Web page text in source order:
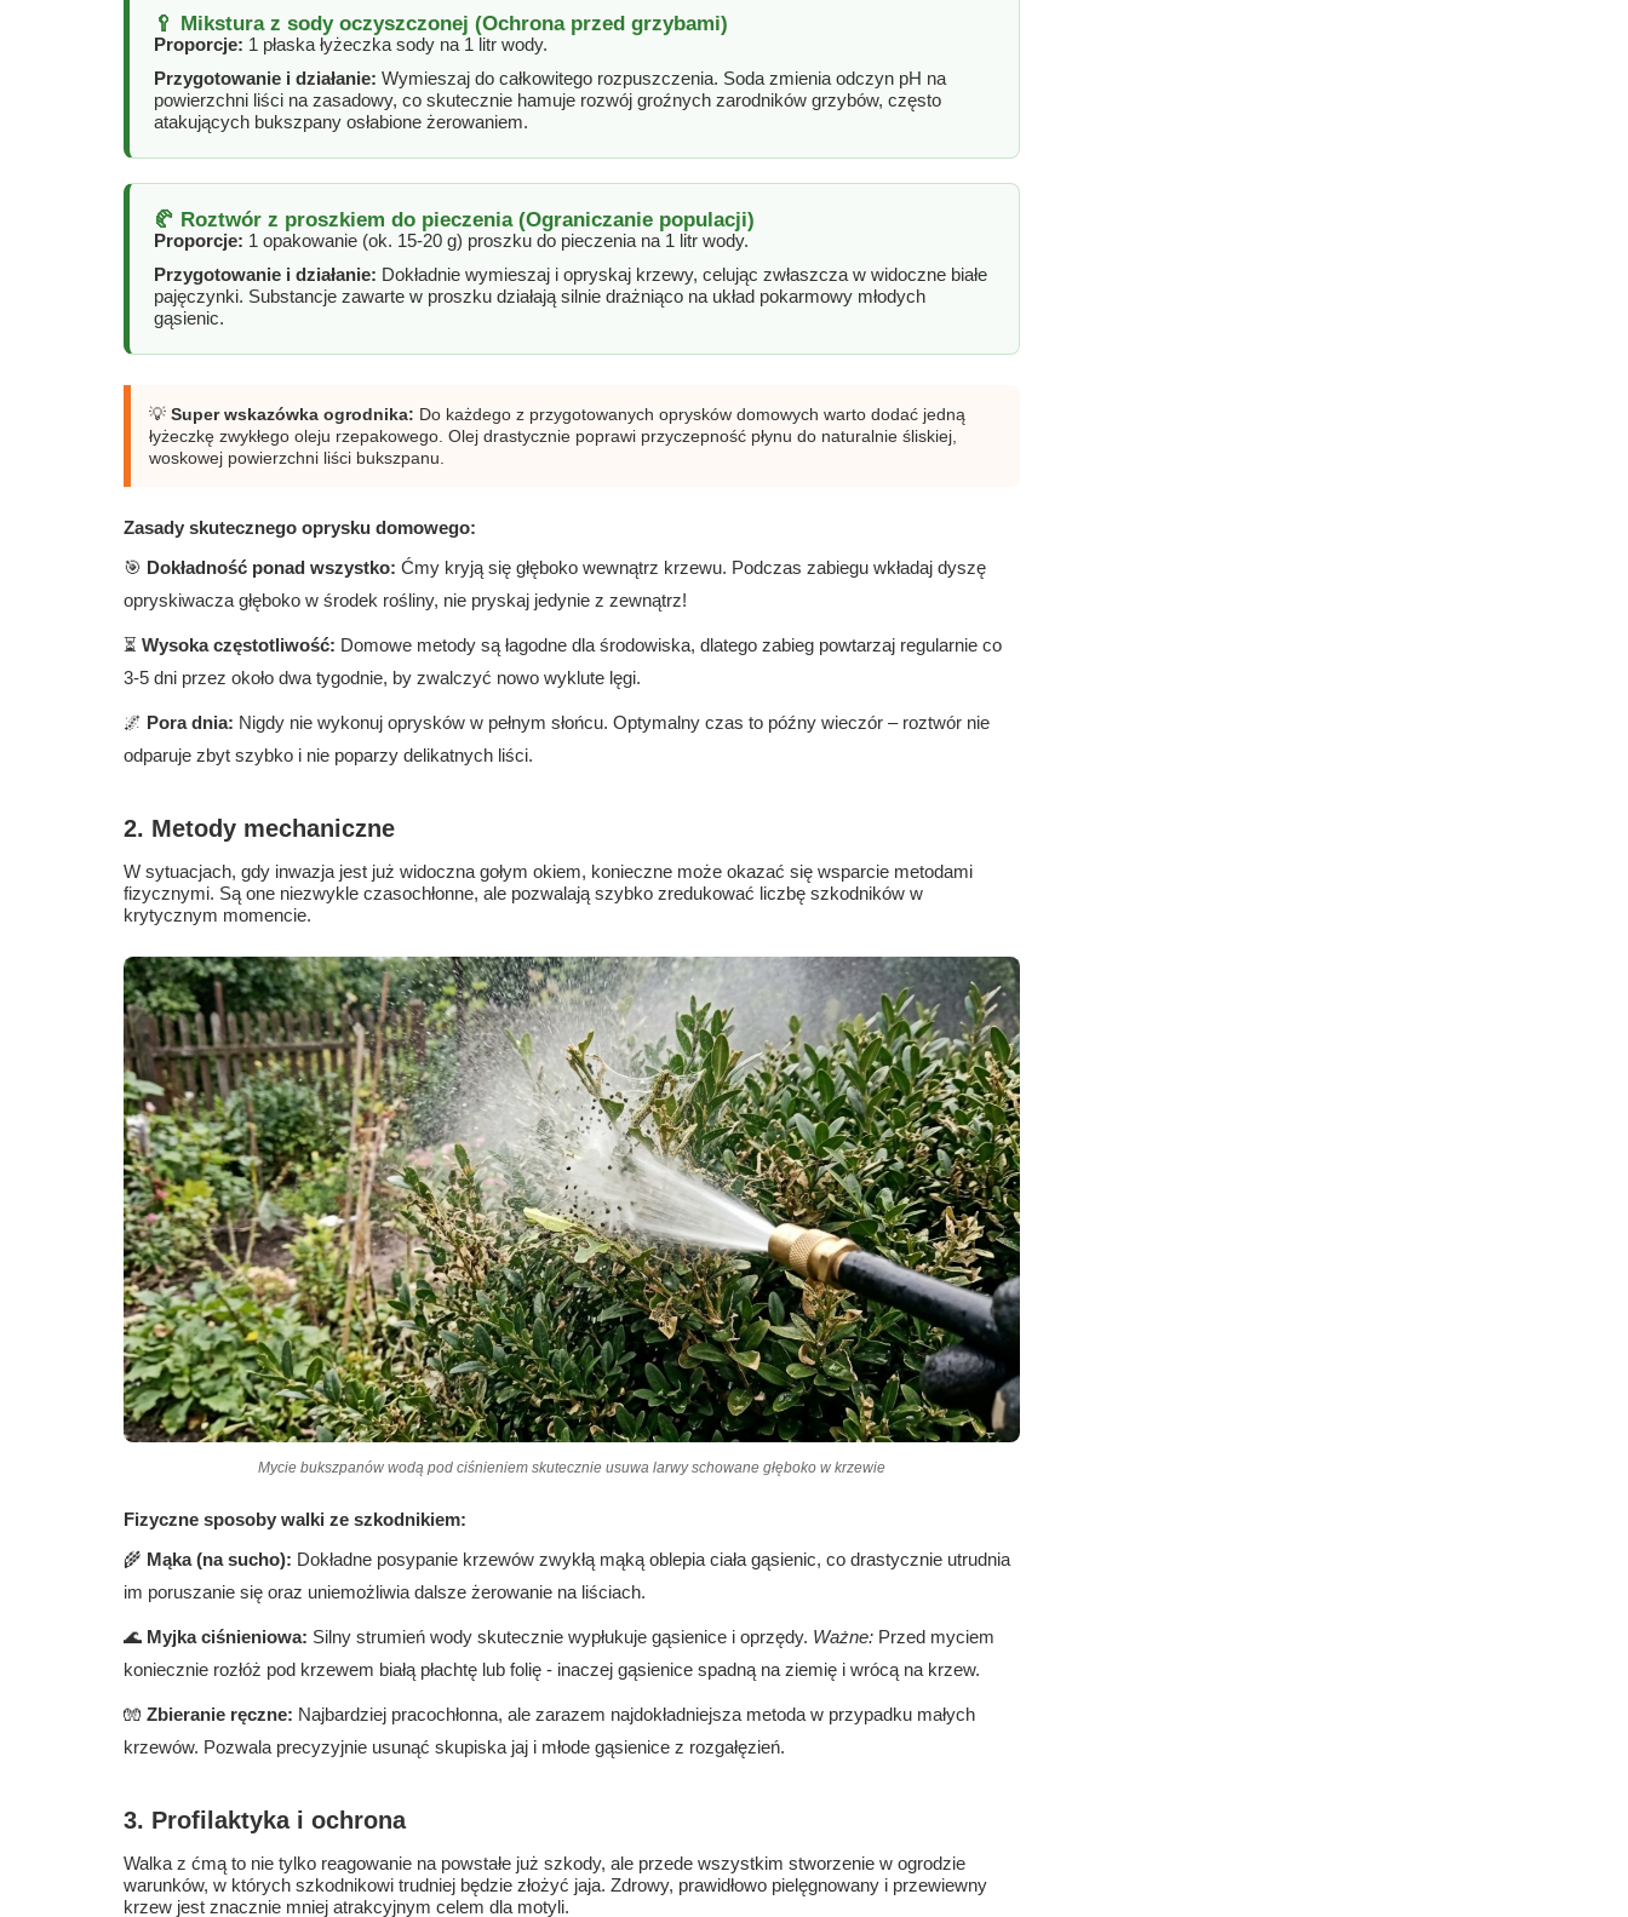
🥄 Mikstura z sody oczyszczonej (Ochrona przed grzybami)
Proporcje: 1 płaska łyżeczka sody na 1 litr wody.
Przygotowanie i działanie: Wymieszaj do całkowitego rozpuszczenia. Soda zmienia odczyn pH na
powierzchni liści na zasadowy, co skutecznie hamuje rozwój groźnych zarodników grzybów, często
atakujących bukszpany osłabione żerowaniem.
🥐 Roztwór z proszkiem do pieczenia (Ograniczanie populacji)
Proporcje: 1 opakowanie (ok. 15-20 g) proszku do pieczenia na 1 litr wody.
Przygotowanie i działanie: Dokładnie wymieszaj i opryskaj krzewy, celując zwłaszcza w widoczne białe
pajęczynki. Substancje zawarte w proszku działają silnie drażniąco na układ pokarmowy młodych
gąsienic.
💡 Super wskazówka ogrodnika: Do każdego z przygotowanych oprysków domowych warto dodać jedną
łyżeczkę zwykłego oleju rzepakowego. Olej drastycznie poprawi przyczepność płynu do naturalnie śliskiej,
woskowej powierzchni liści bukszpanu.
Zasady skutecznego oprysku domowego:
🎯 Dokładność ponad wszystko: Ćmy kryją się głęboko wewnątrz krzewu. Podczas zabiegu wkładaj dyszę
opryskiwacza głęboko w środek rośliny, nie pryskaj jedynie z zewnątrz!
⏳ Wysoka częstotliwość: Domowe metody są łagodne dla środowiska, dlatego zabieg powtarzaj regularnie co
3-5 dni przez około dwa tygodnie, by zwalczyć nowo wyklute lęgi.
🌌 Pora dnia: Nigdy nie wykonuj oprysków w pełnym słońcu. Optymalny czas to późny wieczór – roztwór nie
odparuje zbyt szybko i nie poparzy delikatnych liści.
2. Metody mechaniczne
W sytuacjach, gdy inwazja jest już widoczna gołym okiem, konieczne może okazać się wsparcie metodami
fizycznymi. Są one niezwykle czasochłonne, ale pozwalają szybko zredukować liczbę szkodników w
krytycznym momencie.
Mycie bukszpanów wodą pod ciśnieniem skutecznie usuwa larwy schowane głęboko w krzewie
Fizyczne sposoby walki ze szkodnikiem:
🌾 Mąka (na sucho): Dokładne posypanie krzewów zwykłą mąką oblepia ciała gąsienic, co drastycznie utrudnia
im poruszanie się oraz uniemożliwia dalsze żerowanie na liściach.
🌊 Myjka ciśnieniowa: Silny strumień wody skutecznie wypłukuje gąsienice i oprzędy. Ważne: Przed myciem
koniecznie rozłóż pod krzewem białą płachtę lub folię - inaczej gąsienice spadną na ziemię i wrócą na krzew.
🧤 Zbieranie ręczne: Najbardziej pracochłonna, ale zarazem najdokładniejsza metoda w przypadku małych
krzewów. Pozwala precyzyjnie usunąć skupiska jaj i młode gąsienice z rozgałęzień.
3. Profilaktyka i ochrona
Walka z ćmą to nie tylko reagowanie na powstałe już szkody, ale przede wszystkim stworzenie w ogrodzie
warunków, w których szkodnikowi trudniej będzie złożyć jaja. Zdrowy, prawidłowo pielęgnowany i przewiewny
krzew jest znacznie mniej atrakcyjnym celem dla motyli.